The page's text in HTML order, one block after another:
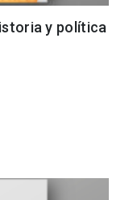
y política